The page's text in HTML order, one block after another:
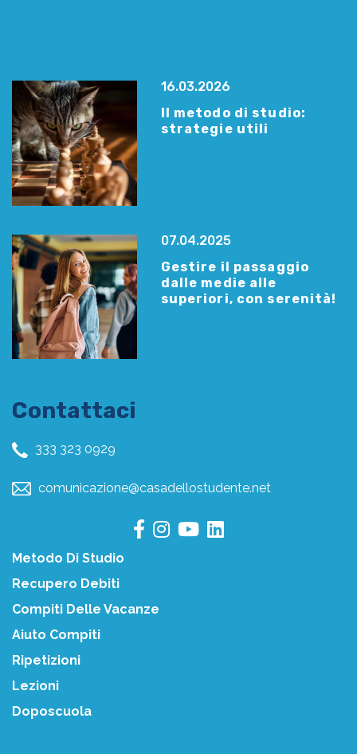
16.03.2026
Il metodo di studio:
strategie utili
07.04.2025
Gestire il passaggio
dalle medie alle
superiori, con serenità!
Contattaci
333 323 0929
comunicazione@casadellostudente.net
Metodo Di Studio
Recupero Debiti
Compiti Delle Vacanze
Aiuto Compiti
Ripetizioni
Lezioni
Doposcuola